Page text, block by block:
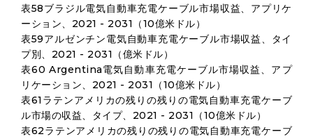
表58ブラジル電気自動車充電ケーブル市場収益、アプリケ
ーション、2021 - 2031（10億米ドル）
表59アルゼンチン電気自動車充電ケーブル市場収益、タイ
プ別、2021 - 2031（億米ドル）
表60 Argentina電気自動車充電ケーブル市場収益、アプ
リケーション、2021 - 2031（10億米ドル）
表61ラテンアメリカの残りの残りの電気自動車充電ケーブ
ル市場の収益、タイプ、2021 - 2031（10億米ドル）
表62ラテンアメリカの残りの残りの電気自動車充電ケーブ